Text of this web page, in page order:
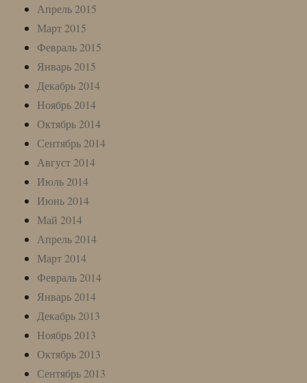
Апрель 2015
Март 2015
Февраль 2015
Январь 2015
Декабрь 2014
Ноябрь 2014
Октябрь 2014
Сентябрь 2014
Август 2014
Июль 2014
Июнь 2014
Май 2014
Апрель 2014
Март 2014
Февраль 2014
Январь 2014
Декабрь 2013
Ноябрь 2013
Октябрь 2013
Сентябрь 2013